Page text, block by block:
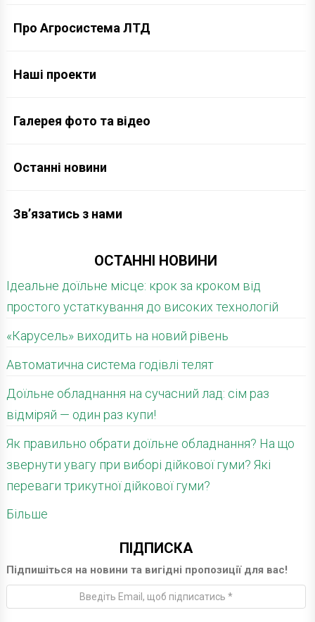
Про Агросистема ЛТД
Наші проекти
Галерея фото та відео
Останні новини
Зв’язатись з нами
ОСТАННІ НОВИНИ
Ідеальне доїльне місце: крок за кроком від
простого устаткування до високих технологій
«Карусель» виходить на новий рівень
Автоматична система годівлі телят
Доїльне обладнання на сучасний лад: сім раз
відміряй — один раз купи!
Як правильно обрати доїльне обладнання? На що
звернути увагу при виборі дійкової гуми? Які
переваги трикутної дійкової гуми?
Більше
ПІДПИСКА
Підпишіться на новини та вигідні пропозиції для вас!